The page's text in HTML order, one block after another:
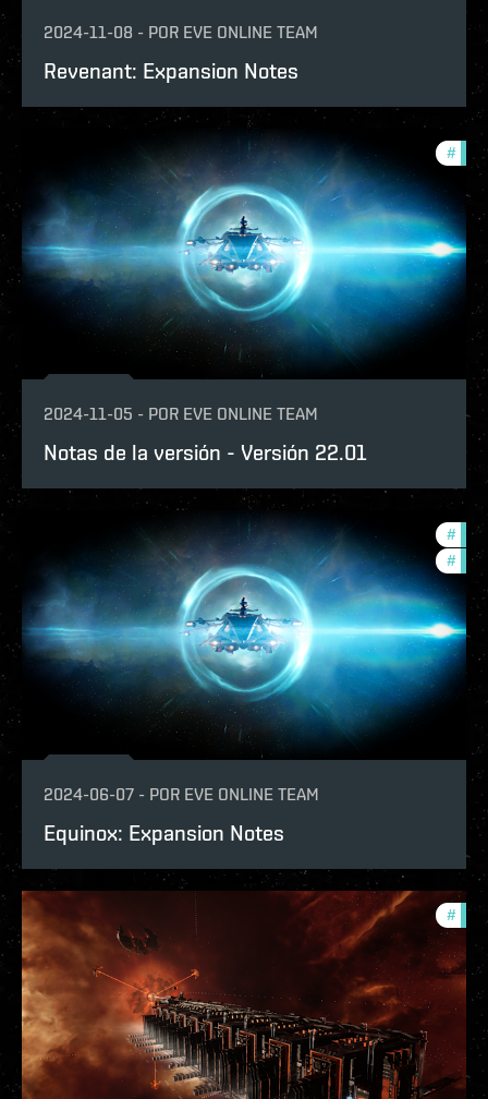
2024-11-08 - POR EVE ONLINE TEAM
Revenant: Expansion Notes
#
2024-11-05 - POR EVE ONLINE TEAM
Notas de la versión - Versión 22.01
#
#
2024-06-07 - POR EVE ONLINE TEAM
Equinox: Expansion Notes
#